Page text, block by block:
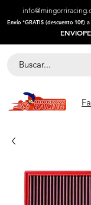
​Envío *GRATIS (descuento 10€)